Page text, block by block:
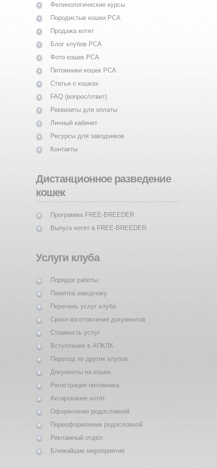
Фелинологические курсы
Породистые кошки PCA
Продажа котят
Блог клубов PCA
Фото кошек PCA
Питомники кошек PCA
Статьи о кошках
FAQ (вопрос/ответ)
Реквизиты для оплаты
Личный кабинет
Ресурсы для заводчиков
Контакты
Дистанционное разведение
кошек
Программа FREE-BREEDER
Выпуск котят в FREE-BREEDER
Услуги клуба
Порядок работы
Памятка заводчику
Перечень услуг клуба
Сроки изготовления документов
Стоимость услуг
Вступление в АПКЛК
Переход из других клубов
Документы на кошек
Регистрация питомника
Актирование котят
Оформление родословной
Переоформление родословной
Рекламный отдел
Ближайшие мероприятия